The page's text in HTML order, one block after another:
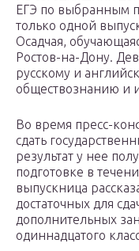
ЕГЭ по выбранным
только одной
Осадчая,
Ростов-на-Дону.
русскому и
обществознанию и
Во время пресс-
сдать
результат у нее
подготовке в
выпускница
достаточных для
дополнительных
одиннадцатого